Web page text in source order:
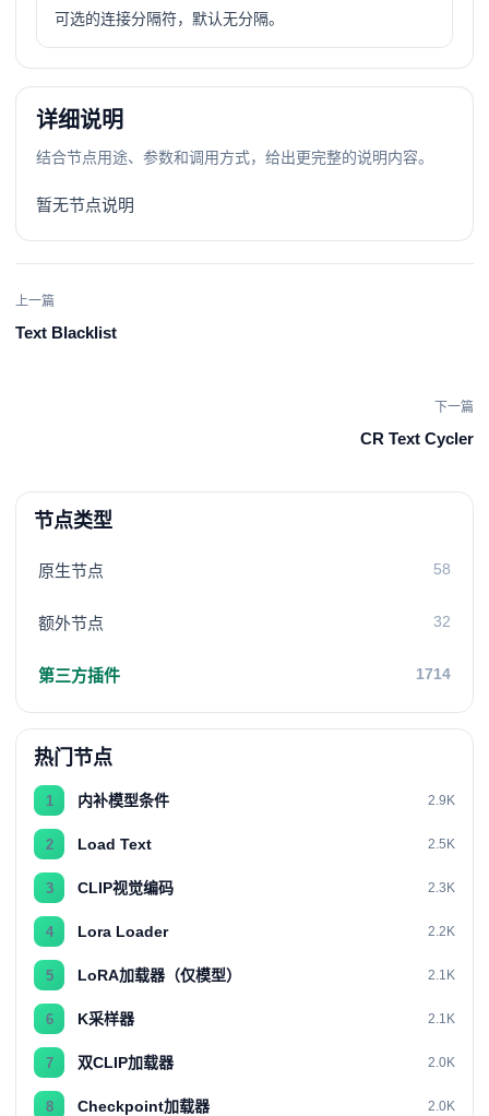
可选的连接分隔符，默认无分隔。
详细说明
结合节点用途、参数和调用方式，给出更完整的说明内容。
暂无节点说明
上一篇
Text Blacklist
下一篇
CR Text Cycler
节点类型
原生节点 58
额外节点 32
第三方插件 1714
热门节点
1 内补模型条件 2.9K
2 Load Text 2.5K
3 CLIP视觉编码 2.3K
4 Lora Loader 2.2K
5 LoRA加载器（仅模型） 2.1K
6 K采样器 2.1K
7 双CLIP加载器 2.0K
8 Checkpoint加载器 2.0K